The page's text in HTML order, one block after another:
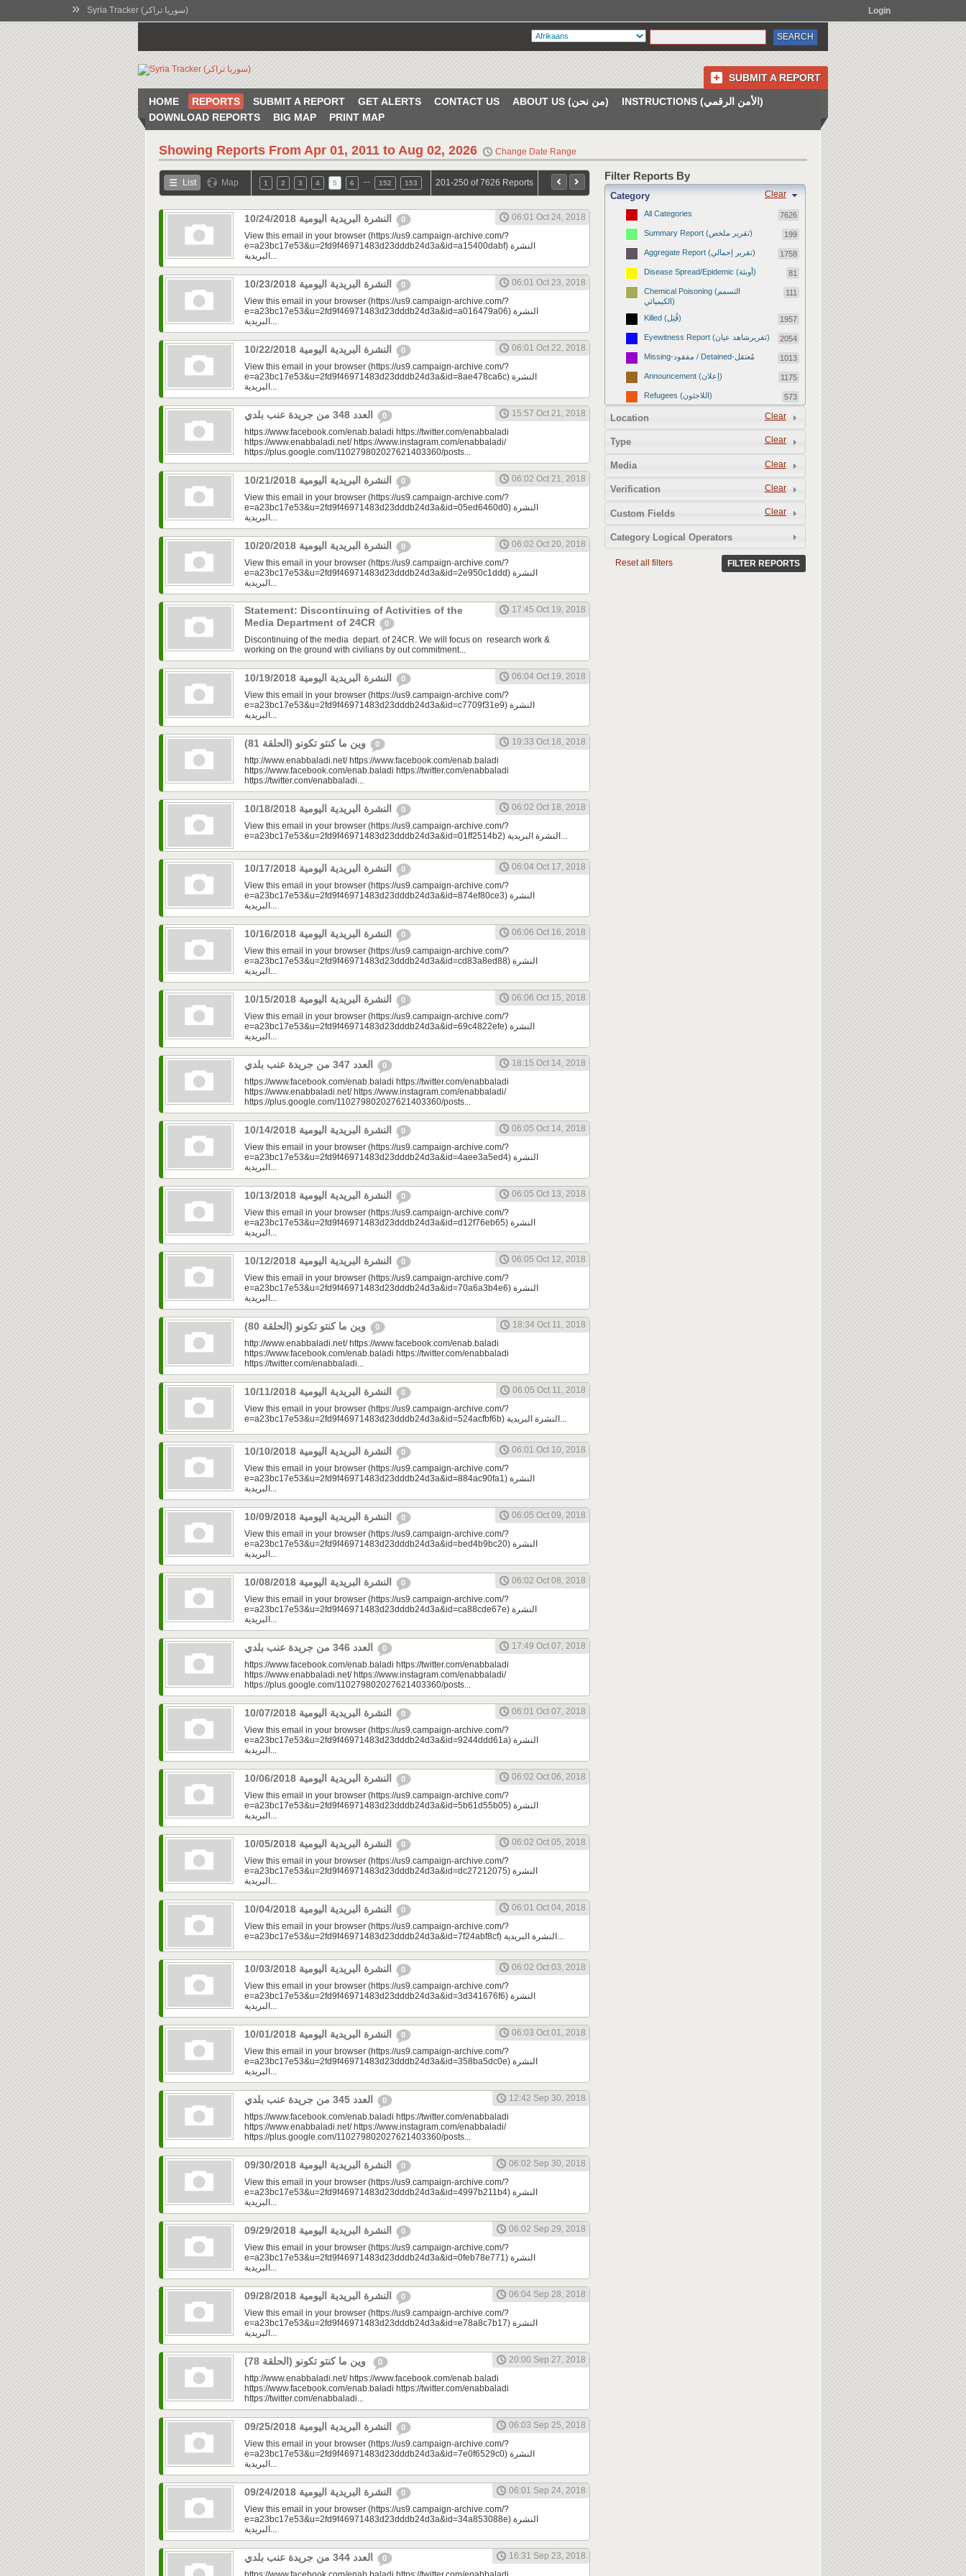
» Syria Tracker (سوريا تراكر) Login
SUBMIT A REPORT
HOME REPORTS SUBMIT A REPORT GET ALERTS CONTACT US ABOUT US (من نحن)
INSTRUCTIONS (الأمن الرقمي)
DOWNLOAD REPORTS
BIG MAP PRINT MAP
Showing Reports From Apr 01, 2011 to Aug 02, 2026 Change Date Range
List Map 1 2 3 4 5 6 152 153 201-250 of 7626 Reports
0
06:01 Oct 24, 2018
View this email in your browser (https://us9.campaign-archive.com/?
e=a23bc17e53&u=2fd9f46971483d23dddb24d3a&id=a15400dabf) النشرة
البريدية...
0
06:01 Oct 23, 2018
View this email in your browser (https://us9.campaign-archive.com/?
e=a23bc17e53&u=2fd9f46971483d23dddb24d3a&id=a016479a06) النشرة
البريدية...
0
06:01 Oct 22, 2018
View this email in your browser (https://us9.campaign-archive.com/?
e=a23bc17e53&u=2fd9f46971483d23dddb24d3a&id=8ae478ca6c) النشرة
البريدية...
0
15:57 Oct 21, 2018
https://www.facebook.com/enab.baladi https://twitter.com/enabbaladi
https://www.enabbaladi.net/ https://www.instagram.com/enabbaladi/
https://plus.google.com/110279802027621403360/posts...
0
06:02 Oct 21, 2018
View this email in your browser (https://us9.campaign-archive.com/?
e=a23bc17e53&u=2fd9f46971483d23dddb24d3a&id=05ed6460d0) النشرة
البريدية...
0
06:02 Oct 20, 2018
View this email in your browser (https://us9.campaign-archive.com/?
e=a23bc17e53&u=2fd9f46971483d23dddb24d3a&id=2e950c1ddd) النشرة
البريدية...
Statement: Discontinuing of Activities of the
Media Department of 24CR
0
17:45 Oct 19, 2018
Discontinuing of the media depart. of 24CR. We will focus on research work &
working on the ground with civilians by out commitment...
0
06:04 Oct 19, 2018
View this email in your browser (https://us9.campaign-archive.com/?
e=a23bc17e53&u=2fd9f46971483d23dddb24d3a&id=c7709f31e9) النشرة
البريدية...
0
19:33 Oct 18, 2018
http://www.enabbaladi.net/ https://www.facebook.com/enab.baladi
https://www.facebook.com/enab.baladi https://twitter.com/enabbaladi
https://twitter.com/enabbaladi...
0
06:02 Oct 18, 2018
View this email in your browser (https://us9.campaign-archive.com/?
e=a23bc17e53&u=2fd9f46971483d23dddb24d3a&id=01ff2514b2) النشرة البريدية...
0
06:04 Oct 17, 2018
View this email in your browser (https://us9.campaign-archive.com/?
e=a23bc17e53&u=2fd9f46971483d23dddb24d3a&id=874ef80ce3) النشرة
البريدية...
0
06:06 Oct 16, 2018
View this email in your browser (https://us9.campaign-archive.com/?
e=a23bc17e53&u=2fd9f46971483d23dddb24d3a&id=cd83a8ed88) النشرة
البريدية...
0
06:06 Oct 15, 2018
View this email in your browser (https://us9.campaign-archive.com/?
e=a23bc17e53&u=2fd9f46971483d23dddb24d3a&id=69c4822efe) النشرة
البريدية...
0
18:15 Oct 14, 2018
https://www.facebook.com/enab.baladi https://twitter.com/enabbaladi
https://www.enabbaladi.net/ https://www.instagram.com/enabbaladi/
https://plus.google.com/110279802027621403360/posts...
0
06:05 Oct 14, 2018
View this email in your browser (https://us9.campaign-archive.com/?
e=a23bc17e53&u=2fd9f46971483d23dddb24d3a&id=4aee3a5ed4) النشرة
البريدية...
0
06:05 Oct 13, 2018
View this email in your browser (https://us9.campaign-archive.com/?
e=a23bc17e53&u=2fd9f46971483d23dddb24d3a&id=d12f76eb65) النشرة
البريدية...
0
06:05 Oct 12, 2018
View this email in your browser (https://us9.campaign-archive.com/?
e=a23bc17e53&u=2fd9f46971483d23dddb24d3a&id=70a6a3b4e6) النشرة
البريدية...
0
18:34 Oct 11, 2018
http://www.enabbaladi.net/ https://www.facebook.com/enab.baladi
https://www.facebook.com/enab.baladi https://twitter.com/enabbaladi
https://twitter.com/enabbaladi...
0
06:05 Oct 11, 2018
View this email in your browser (https://us9.campaign-archive.com/?
e=a23bc17e53&u=2fd9f46971483d23dddb24d3a&id=524acfbf6b) النشرة البريدية...
0
06:01 Oct 10, 2018
View this email in your browser (https://us9.campaign-archive.com/?
e=a23bc17e53&u=2fd9f46971483d23dddb24d3a&id=884ac90fa1) النشرة
البريدية...
0
06:05 Oct 09, 2018
View this email in your browser (https://us9.campaign-archive.com/?
e=a23bc17e53&u=2fd9f46971483d23dddb24d3a&id=bed4b9bc20) النشرة
البريدية...
0
06:02 Oct 08, 2018
View this email in your browser (https://us9.campaign-archive.com/?
e=a23bc17e53&u=2fd9f46971483d23dddb24d3a&id=ca88cde67e) النشرة
البريدية...
0
17:49 Oct 07, 2018
https://www.facebook.com/enab.baladi https://twitter.com/enabbaladi
https://www.enabbaladi.net/ https://www.instagram.com/enabbaladi/
https://plus.google.com/110279802027621403360/posts...
0
06:01 Oct 07, 2018
View this email in your browser (https://us9.campaign-archive.com/?
e=a23bc17e53&u=2fd9f46971483d23dddb24d3a&id=9244ddd61a) النشرة
البريدية...
0
06:02 Oct 06, 2018
View this email in your browser (https://us9.campaign-archive.com/?
e=a23bc17e53&u=2fd9f46971483d23dddb24d3a&id=5b61d55b05) النشرة
البريدية...
0
06:02 Oct 05, 2018
View this email in your browser (https://us9.campaign-archive.com/?
e=a23bc17e53&u=2fd9f46971483d23dddb24d3a&id=dc27212075) النشرة
البريدية...
0
06:01 Oct 04, 2018
View this email in your browser (https://us9.campaign-archive.com/?
e=a23bc17e53&u=2fd9f46971483d23dddb24d3a&id=7f24abf8cf) النشرة البريدية...
0
06:02 Oct 03, 2018
View this email in your browser (https://us9.campaign-archive.com/?
e=a23bc17e53&u=2fd9f46971483d23dddb24d3a&id=3d341676f6) النشرة
البريدية...
0
06:03 Oct 01, 2018
View this email in your browser (https://us9.campaign-archive.com/?
e=a23bc17e53&u=2fd9f46971483d23dddb24d3a&id=358ba5dc0e) النشرة
البريدية...
0
12:42 Sep 30, 2018
https://www.facebook.com/enab.baladi https://twitter.com/enabbaladi
https://www.enabbaladi.net/ https://www.instagram.com/enabbaladi/
https://plus.google.com/110279802027621403360/posts...
0
06:02 Sep 30, 2018
View this email in your browser (https://us9.campaign-archive.com/?
e=a23bc17e53&u=2fd9f46971483d23dddb24d3a&id=4997b211b4) النشرة
البريدية...
0
06:02 Sep 29, 2018
View this email in your browser (https://us9.campaign-archive.com/?
e=a23bc17e53&u=2fd9f46971483d23dddb24d3a&id=0feb78e771) النشرة
البريدية...
0
06:04 Sep 28, 2018
View this email in your browser (https://us9.campaign-archive.com/?
e=a23bc17e53&u=2fd9f46971483d23dddb24d3a&id=e78a8c7b17) النشرة
البريدية...
0
20:00 Sep 27, 2018
http://www.enabbaladi.net/ https://www.facebook.com/enab.baladi
https://www.facebook.com/enab.baladi https://twitter.com/enabbaladi
https://twitter.com/enabbaladi...
0
06:03 Sep 25, 2018
View this email in your browser (https://us9.campaign-archive.com/?
e=a23bc17e53&u=2fd9f46971483d23dddb24d3a&id=7e0f6529c0) النشرة
البريدية...
0
06:01 Sep 24, 2018
View this email in your browser (https://us9.campaign-archive.com/?
e=a23bc17e53&u=2fd9f46971483d23dddb24d3a&id=34a853088e) النشرة
البريدية...
0
16:31 Sep 23, 2018
Filter Reports By
Clear
Category
All Categories 7626
Summary Report (تقرير ملخص) 199
Aggregate Report (تقرير إجمالي) 1758
Disease Spread/Epidemic (أوبئة) 81
Chemical Poisoning (التسمم
الكيميائي)
111
Killed (قُتِل) 1957
Eyewitness Report (تقريرشاهد عيان) 2054
Missing-مفقود / Detained-مُعتقل 1013
Announcement (إعلان) 1175
Refugees (اللاجئون) 573
1672
Revenge Killings (القتل بدافع الانتقام) 11
2
13
Clear
Location
Clear
Type
Clear
Media
Clear
Verification
Clear
Custom Fields
Category Logical Operators
Reset all filters FILTER REPORTS